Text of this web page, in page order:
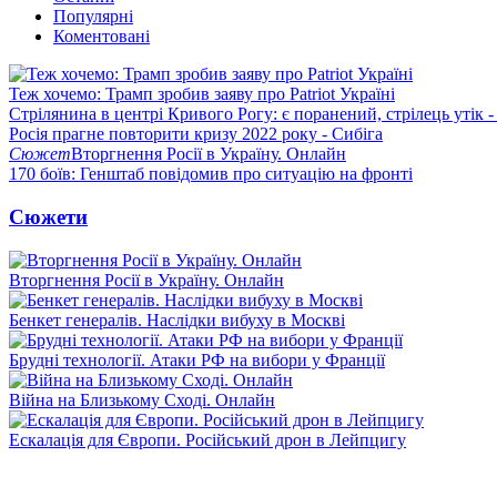
Популярні
Коментовані
Теж хочемо: Трамп зробив заяву про Patriot Україні
Стрілянина в центрі Кривого Рогу: є поранений, стрілець утік
Росія прагне повторити кризу 2022 року - Сибіга
СюжетВторгнення Росії в Україну. Онлайн
170 боїв: Генштаб повідомив про ситуацію на фронті
Сюжети
Вторгнення Росії в Україну. Онлайн
Бенкет генералів. Наслідки вибуху в Москві
Брудні технології. Атаки РФ на вибори у Франції
Війна на Близькому Сході. Онлайн
Ескалація для Європи. Російський дрон в Лейпцигу